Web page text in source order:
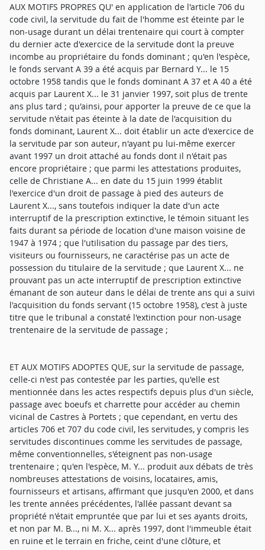
AUX MOTIFS PROPRES QU' en application de l'article 706 du
code civil, la servitude du fait de l'homme est éteinte par le
non-usage durant un délai trentenaire qui court à compter
du dernier acte d'exercice de la servitude dont la preuve
incombe au propriétaire du fonds dominant ; qu'en l'espèce,
le fonds servant A 39 a été acquis par Bernard Y... le 15
octobre 1958 tandis que le fonds dominant A 37 et A 40 a été
acquis par Laurent X... le 31 janvier 1997, soit plus de trente
ans plus tard ; qu'ainsi, pour apporter la preuve de ce que la
servitude n'était pas éteinte à la date de l'acquisition du
fonds dominant, Laurent X... doit établir un acte d'exercice de
la servitude par son auteur, n'ayant pu lui-même exercer
avant 1997 un droit attaché au fonds dont il n'était pas
encore propriétaire ; que parmi les attestations produites,
celle de Christiane A... en date du 15 juin 1999 établit
l'exercice d'un droit de passage à pied des auteurs de
Laurent X..., sans toutefois indiquer la date d'un acte
interruptif de la prescription extinctive, le témoin situant les
faits durant sa période de location d'une maison voisine de
1947 à 1974 ; que l'utilisation du passage par des tiers,
visiteurs ou fournisseurs, ne caractérise pas un acte de
possession du titulaire de la servitude ; que Laurent X... ne
prouvant pas un acte interruptif de prescription extinctive
émanant de son auteur dans le délai de trente ans qui a suivi
l'acquisition du fonds servant (15 octobre 1958), c'est à juste
titre que le tribunal a constaté l'extinction pour non-usage
trentenaire de la servitude de passage ;
ET AUX MOTIFS ADOPTES QUE, sur la servitude de passage,
celle-ci n'est pas contestée par les parties, qu'elle est
mentionnée dans les actes respectifs depuis plus d'un siècle,
passage avec boeufs et charrette pour accéder au chemin
vicinal de Castres à Portets ; que cependant, en vertu des
articles 706 et 707 du code civil, les servitudes, y compris les
servitudes discontinues comme les servitudes de passage,
même conventionnelles, s'éteignent pas non-usage
trentenaire ; qu'en l'espèce, M. Y... produit aux débats de très
nombreuses attestations de voisins, locataires, amis,
fournisseurs et artisans, affirmant que jusqu'en 2000, et dans
les trente années précédentes, l'allée passant devant sa
propriété n'était empruntée que par lui et ses ayants droits,
et non par M. B..., ni M. X... après 1997, dont l'immeuble était
en ruine et le terrain en friche, ceint d'une clôture, et